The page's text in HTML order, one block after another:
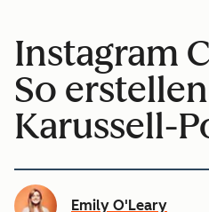
Instagram
So
Karussell-
Emily O'Leary